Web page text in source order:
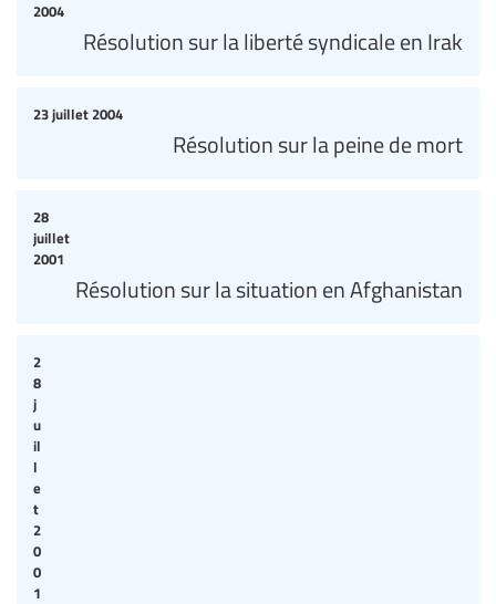
2004
Résolution sur la liberté syndicale en Irak
23 juillet 2004
Résolution sur la peine de mort
28
juillet
2001
Résolution sur la situation en Afghanistan
2
8
j
u
il
l
e
t
2
0
0
1